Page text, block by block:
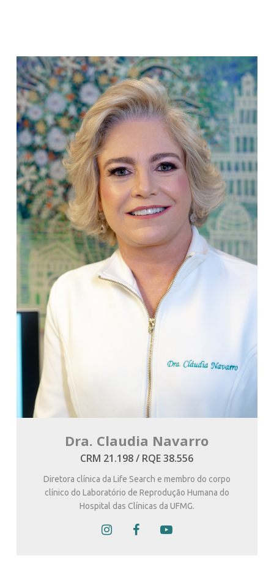
Dra. Claudia Navarro
CRM 21.198 / RQE 38.556
Diretora clínica da Life Search e membro do corpo
clínico do Laboratório de Reprodução Humana do
Hospital das Clínicas da UFMG.